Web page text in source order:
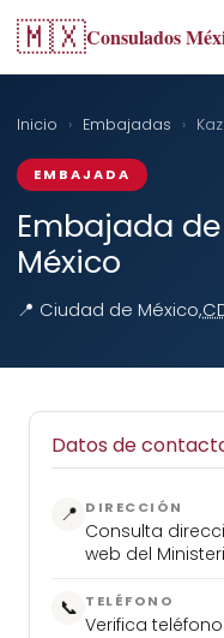
🇲🇽Consulados
Inicio › Embajadas ›
EMBAJADA
Embajada
México
📍 Ciudad de México,
Datos de
📍 DIRECCIÓN
Consulta
web del
📞 TELÉFONO
Verifica